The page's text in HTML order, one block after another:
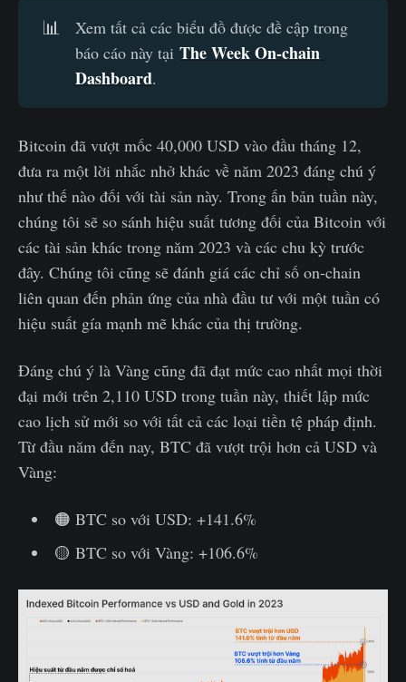
📊
Xem tất cả các biểu đồ được đề cập trong
báo cáo này tạiThe Week On-chain
Dashboard.
Bitcoin đã vượt mốc 40,000 USD vào đầu tháng 12,
đưa ra một lời nhắc nhở khác về năm 2023 đáng chú ý
như thế nào đối với tài sản này. Trong ấn bản tuần này,
chúng tôi sẽ so sánh hiệu suất tương đối của Bitcoin với
các tài sản khác trong năm 2023 và các chu kỳ trước
đây. Chúng tôi cũng sẽ đánh giá các chỉ số on-chain
liên quan đến phản ứng của nhà đầu tư với một tuần có
hiệu suất gía mạnh mẽ khác của thị trường.
Đáng chú ý là Vàng cũng đã đạt mức cao nhất mọi thời
đại mới trên 2,110 USD trong tuần này, thiết lập mức
cao lịch sử mới so với tất cả các loại tiền tệ pháp định.
Từ đầu năm đến nay, BTC đã vượt trội hơn cả USD và
Vàng:
🟠 BTC so với USD: +141.6%
🟡 BTC so với Vàng: +106.6%